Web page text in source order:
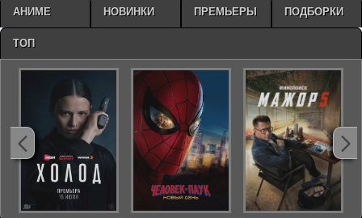
АНИМЕ НОВИНКИ ПРЕМЬЕРЫ ПОДБОРКИ
ТОП